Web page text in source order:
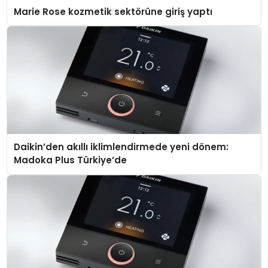
Marie Rose kozmetik sektörüne giriş yaptı
Daikin’den akıllı iklimlendirmede yeni dönem:
Madoka Plus Türkiye’de